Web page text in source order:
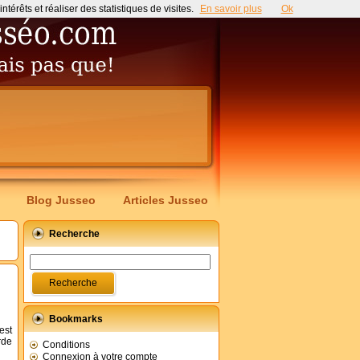
Blog Jusseo Articles Jusseo
Recherche
Bookmarks
Conditions
Connexion à votre compte
et réaliser des statistiques de visites. En savoir plus Ok